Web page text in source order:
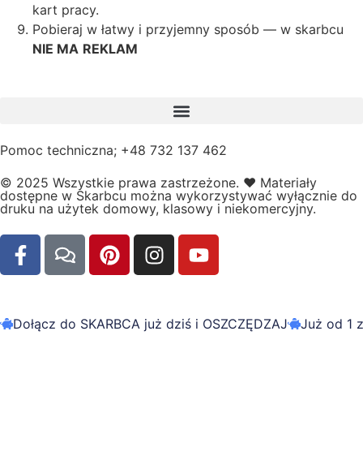
kart pracy.
Pobieraj w łatwy i przyjemny sposób — w skarbcu
NIE MA REKLAM
Pomoc techniczna; +48 732 137 462
© 2025 Wszystkie prawa zastrzeżone. ❤️ Materiały
dostępne w Skarbcu można wykorzystywać wyłącznie do
druku na użytek domowy, klasowy i niekomercyjny.
Dołącz do SKARBCA już dziś i OSZCZĘDZAJ Już od 1